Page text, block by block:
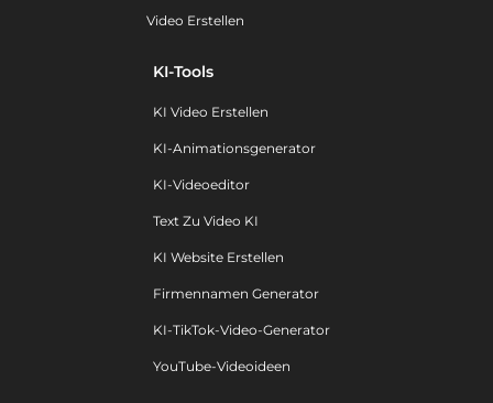
Video Erstellen
KI-Tools
KI Video Erstellen
KI-Animationsgenerator
KI-Videoeditor
Text Zu Video KI
KI Website Erstellen
Firmennamen Generator
KI-TikTok-Video-Generator
YouTube-Videoideen